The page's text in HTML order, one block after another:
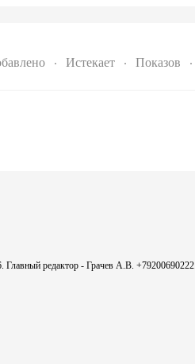
Истекает Показов
Главный редактор - Грачев А.В.